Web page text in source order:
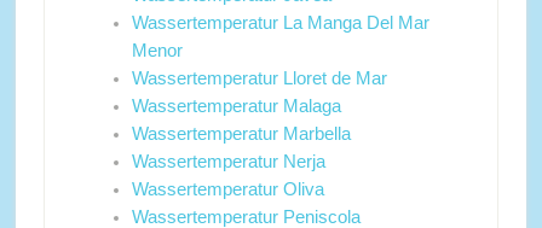
Wassertemperatur La Manga Del Mar
Menor
Wassertemperatur Lloret de Mar
Wassertemperatur Malaga
Wassertemperatur Marbella
Wassertemperatur Nerja
Wassertemperatur Oliva
Wassertemperatur Peniscola